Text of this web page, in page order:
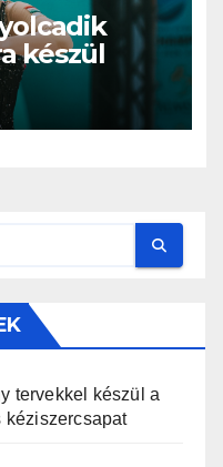
készül
tervekkel készül a
kéziszercsapat